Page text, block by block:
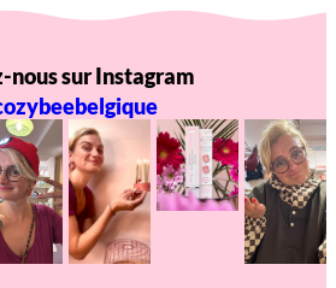
nous sur Instagram